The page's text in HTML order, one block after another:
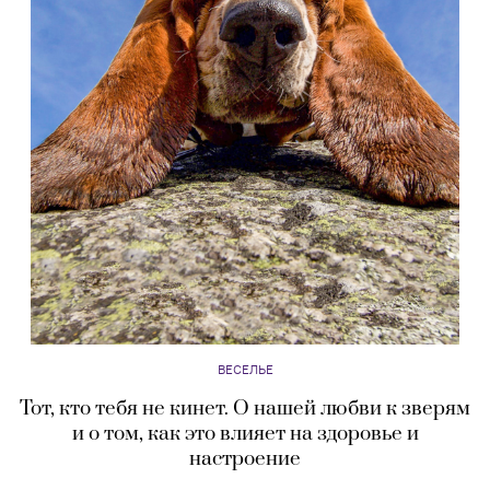
ВЕСЕЛЬЕ
Тот, кто тебя не кинет. О нашей любви к зверям
и о том, как это влияет на здоровье и
настроение